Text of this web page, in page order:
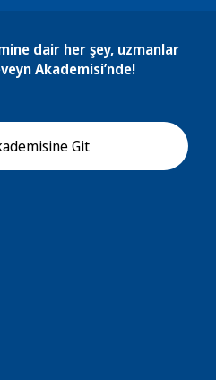
dair her şey, uzmanlar
Akademisi’nde!
Git